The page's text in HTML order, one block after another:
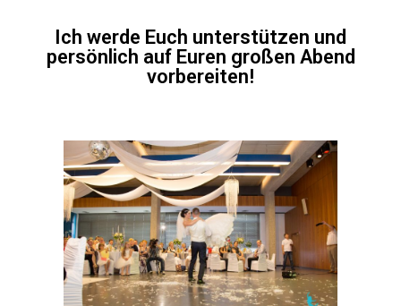
Ich werde Euch unterstützen und
persönlich auf Euren großen Abend
vorbereiten!